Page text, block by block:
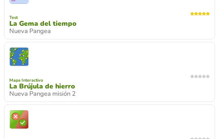
Test
La Gema del tiempo
Nueva Pangea
Mapa Interactivo
La Brújula de hierro
Nueva Pangea misión 2